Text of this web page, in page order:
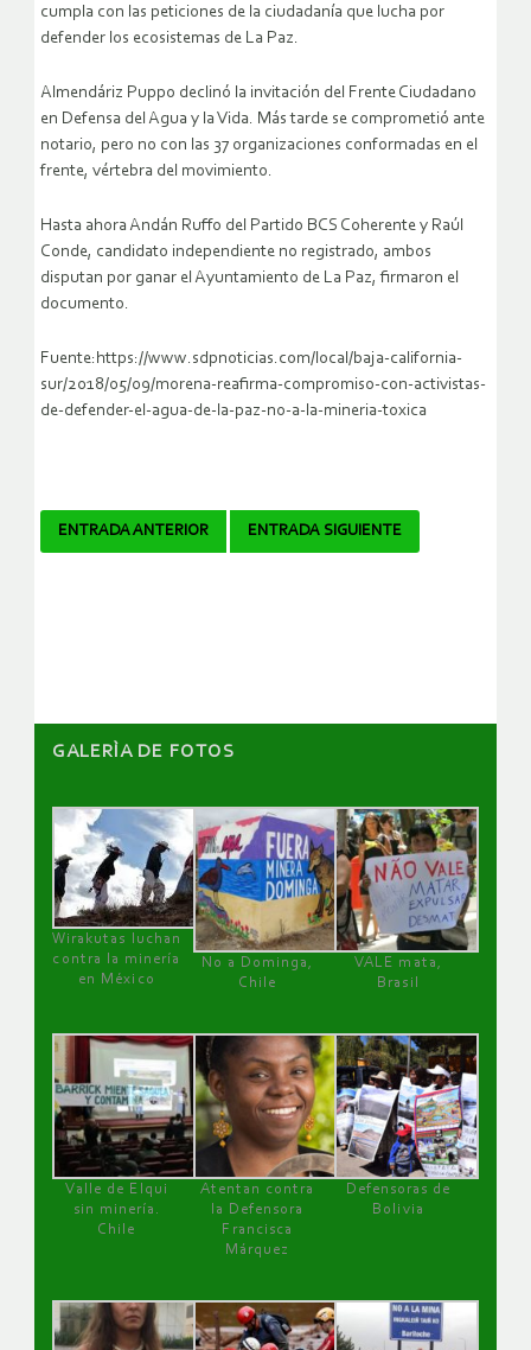
cumpla con las peticiones de la ciudadanía que lucha por
defender los ecosistemas de La Paz.
Almendáriz Puppo declinó la invitación del Frente Ciudadano
en Defensa del Agua y la Vida. Más tarde se comprometió ante
notario, pero no con las 37 organizaciones conformadas en el
frente, vértebra del movimiento.
Hasta ahora Andán Ruffo del Partido BCS Coherente y Raúl
Conde, candidato independiente no registrado, ambos
disputan por ganar el Ayuntamiento de La Paz, firmaron el
documento.
Fuente:https://www.sdpnoticias.com/local/baja-california-
sur/2018/05/09/morena-reafirma-compromiso-con-activistas-
de-defender-el-agua-de-la-paz-no-a-la-mineria-toxica
Navegador
ENTRADA ANTERIOR ENTRADA SIGUIENTE
GALERÌA DE FOTOS
Wirakutas luchan
contra la minería
en México
No a Dominga,
Chile
VALE mata,
Brasil
Valle de Elqui
sin minería.
Chile
Atentan contra
la Defensora
Francisca
Márquez
Defensoras de
Bolivia